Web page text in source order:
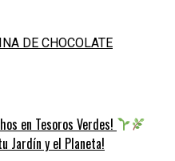
DE CHOCOLATE
en Tesoros Verdes!
Jardín y el Planeta!